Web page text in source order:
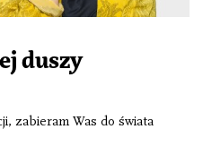
duszy
zabieram Was do świata